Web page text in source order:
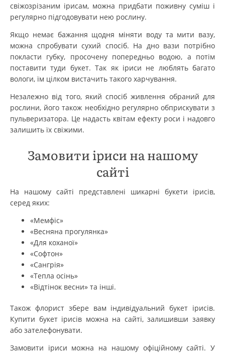
свіжозрізаним ірисам, можна придбати поживну суміш і
регулярно підгодовувати нею рослину.
Якщо немає бажання щодня міняти воду та мити вазу,
можна спробувати сухий спосіб. На дно вази потрібно
покласти губку, просочену попередньо водою, а потім
поставити туди букет. Так як іриси не люблять багато
вологи, їм цілком вистачить такого харчування.
Незалежно від того, який спосіб живлення обраний для
рослини, його також необхідно регулярно обприскувати з
пульверизатора. Це надасть квітам ефекту роси і надовго
залишить їх свіжими.
Замовити іриси на нашому
сайті
На нашому сайті представлені шикарні букети ірисів,
серед яких:
«Мемфіс»
«Весняна прогулянка»
«Для коханої»
«Софтон»
«Сангрія»
«Тепла осінь»
«Відтінок весни» та інші.
Також флорист збере вам індивідуальний букет ірисів.
Купити букет ірисів можна на сайті, залишивши заявку
або зателефонувати.
Замовити іриси можна на нашому офіційному сайті. У